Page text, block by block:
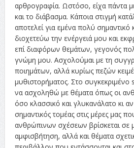
αρθρογραφία. Ωστόσο, είχα πάντα
και το διάβασμα. Κάποια στιγμή
αποτελεί για εμένα πολύ σημαντικό
διοχετεύω την ενέργειά μου και
επί διαφόρων θεμάτων, γεγονός
γνώμη μου. Ασχολούμαι με τη
ποιημάτων, αλλά κυρίως πεζών
μυθιστορήματος. Στο
να ασχοληθώ με θέματα όπως οι
όσο κλασσικό και γλυκανάλατο κι
σημαντικός τομέας στις μέρες μας
ανθρώπινων σχέσεων βρίσκεται σε
αμφισβήτηση, αλλά και θέματα